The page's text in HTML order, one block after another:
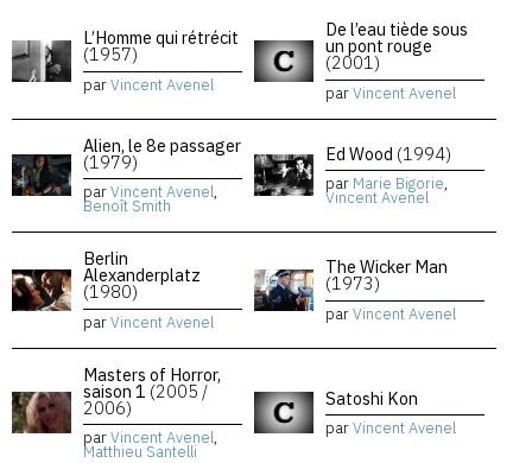
L’Homme qui rétrécit
(1957)
parVincent Avenel
De l’eau tiède sous
un pont rouge
(2001)
parVincent Avenel
Alien, le 8e passager
(1979)
parVincent Avenel,
Benoît Smith
Ed Wood (1994)
par Marie Bigorie,
Vincent Avenel
Berlin
Alexanderplatz
(1980)
parVincent Avenel
The Wicker Man
(1973)
parVincent Avenel
Masters of Horror,
saison 1 (2005 /
2006)
parVincent Avenel,
Matthieu Santelli
Satoshi Kon
parVincent Avenel